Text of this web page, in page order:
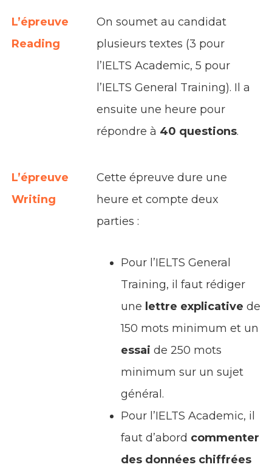
L’épreuve
Reading
On soumet au candidat
plusieurs textes (3 pour
l’IELTS Academic, 5 pour
l’IELTS General Training). Il a
ensuite une heure pour
répondre à 40 questions.
L’épreuve
Writing
Cette épreuve dure une
heure et compte deux
parties :
Pour l’IELTS General
Training, il faut rédiger
une lettre explicative de
150 mots minimum et un
essai de 250 mots
minimum sur un sujet
général.
Pour l’IELTS Academic, il
faut d’abord commenter
des données chiffrées